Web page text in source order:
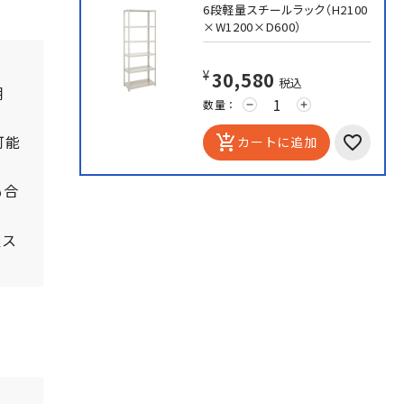
能
6段軽量スチールラック（H2100
×W1200×D600）
¥30,580 税込
数量： remove add
add_shopping_cart カートに追加